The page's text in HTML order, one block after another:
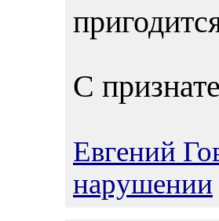
С
Евгений
нарушении